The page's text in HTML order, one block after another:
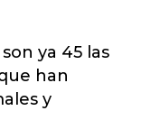
ya 45 las
han
y